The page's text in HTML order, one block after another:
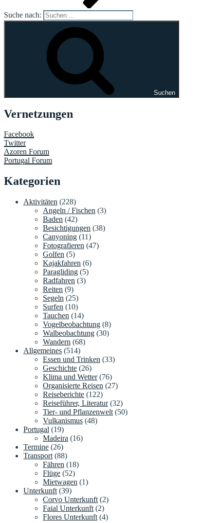
Suche nach:
Suchen
Vernetzungen
Facebook
Twitter
Azoren Forum
Portugal Forum
Kategorien
Aktivitäten (228)
Angeln / Fischen (3)
Baden (42)
Besichtigungen (38)
Canyoning (11)
Fotografieren (47)
Golfen (5)
Kajakfahren (6)
Paragliding (5)
Radfahren (3)
Reiten (9)
Segeln (25)
Surfen (10)
Tauchen (14)
Vogelbeobachtung (8)
Walbeobachtung (30)
Wandern (68)
Allgemeines (514)
Essen und Trinken (33)
Geschichte (26)
Klima und Wetter(76)
Organisierte Reisen (27)
Reiseberichte (122)
Reiseführer, Literatur(32)
Tier- und Pflanzenwelt (50)
Vulkanismus (48)
Portugal (19)
Madeira (16)
Termine (26)
Transport (88)
Fähren (18)
Flüge (52)
Mietwagen (1)
Unterkunft (39)
Corvo Unterkunft (2)
Faial Unterkunft (2)
Flores Unterkunft (4)